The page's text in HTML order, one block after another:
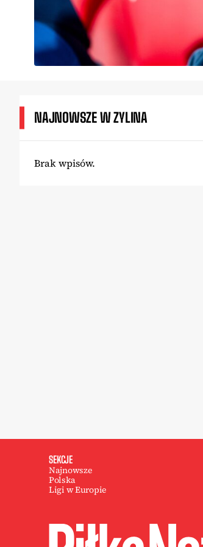
NAJNOWSZE W ZYLINA
Brak wpisów.
SEKCJE
Najnowsze
Polska
Ligi w Europie